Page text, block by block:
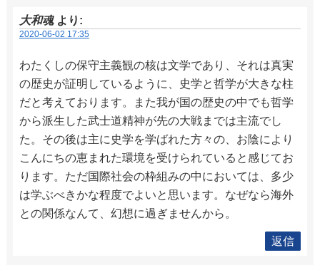
大和魂 より:
2020-06-02 17:35
わたくしの保守主義観の核は文学であり、それは真実
の歴史が証明しているように、史学と哲学が大きな柱
だと考えております。また我が国の歴史の中でも哲学
から派生した武士道精神が先の大戦までは主流でし
た。その後は主に史学を学ばれた方々の、お陰により
こんにちの恵まれた環境を受けられていると感じてお
ります。ただ国際社会の枠組みの中においては、多少
は学ぶべきかな程度でよいと思います。なぜなら海外
との関係なんて、幻想に過ぎませんから。
返信